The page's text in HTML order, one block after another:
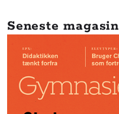
Seneste magasin